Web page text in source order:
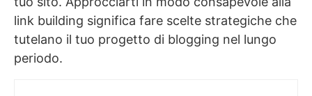
link building significa fare scelte strategiche che
tutelano il tuo progetto di blogging nel lungo
periodo.